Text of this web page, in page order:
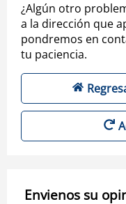
¿Algún otro
a la dirección que
pondremos en
tu paciencia.
Envienos su